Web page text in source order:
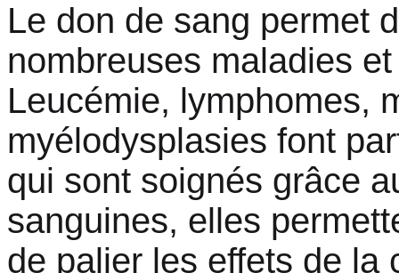
Le don de sang permet
nombreuses maladies
Leucémie, lymphomes,
myélodysplasies font
qui sont soignés grâce
sanguines, elles
de palier les effets de la